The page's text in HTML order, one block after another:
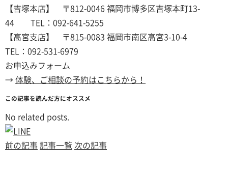
【吉塚本店】 〒812-0046 福岡市博多区吉塚本町13-
44 TEL：092-641-5255
【高宮支店】 〒815-0083 福岡市南区高宮3-10-4
TEL：092-531-6979
お申込みフォーム
→ 体験、ご相談の予約はこちらから！
この記事を読んだ方にオススメ
No related posts.
前の記事 記事一覧 次の記事